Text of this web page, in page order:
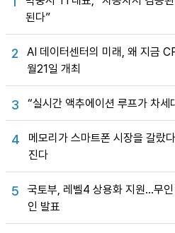
된다”
2
AI 데이터센터의 미래, 왜 지금
월21일 개최
3 “실시간 액추에이션 루프가 차세
4
메모리가 스마트폰 시장을 갈랐
진다
5
국토부, 레벨4 상용화 지원…무
인 발표